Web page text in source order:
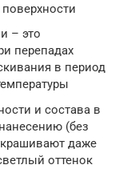
– это
перепадах
в период
и состава в
(без
даже
оттенок